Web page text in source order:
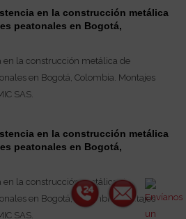
en la construcción metálica
peatonales en Bogotá,
en la construcción metálica
peatonales en Bogotá,